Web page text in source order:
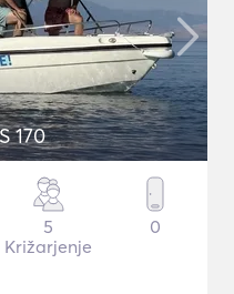
170
5
Križarjenje
0